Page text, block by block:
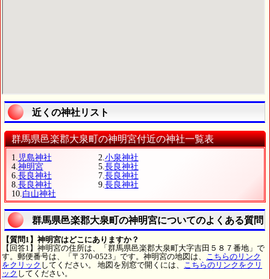
近くの神社リスト
群馬県邑楽郡大泉町の神明宮付近の神社一覧表
1. 児島神社 2.小泉神社
4.神明宮 5.長良神社
6.長良神社 7.長良神社
8.長良神社 9.長良神社
10.白山神社
群馬県邑楽郡大泉町の神明宮についてのよくある質問
【質問1】神明宮はどこにありますか？
【回答1】神明宮の住所は、「群馬県邑楽郡大泉町大字吉田５８７番地」で
す。郵便番号は、「〒370-0523」です。神明宮の地図は、 こちらのリンク
をクリック してください。 地図を別窓で開くには、 こちらのリンクをクリ
ック してください。